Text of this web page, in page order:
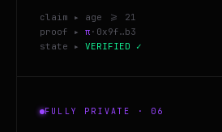
claim ▸ age >= 21
proof ▸ π ·0x9f…b3
state ▸ VERIFIED ✓
FULLY PRIVATE · 06